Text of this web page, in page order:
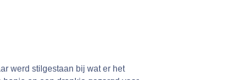
werd stilgestaan bij wat er het